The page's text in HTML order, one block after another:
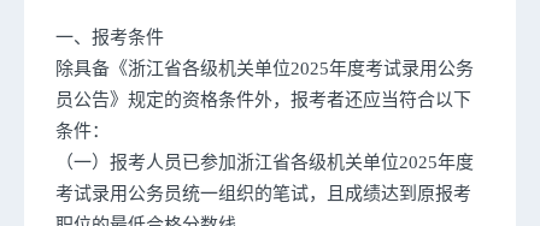
一、报考条件
除具备《浙江省各级机关单位2025年度考试录用公务
员公告》规定的资格条件外，报考者还应当符合以下
条件：
（一）报考人员已参加浙江省各级机关单位2025年度
考试录用公务员统一组织的笔试，且成绩达到原报考